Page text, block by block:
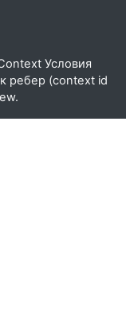
Условия
ребер (context id